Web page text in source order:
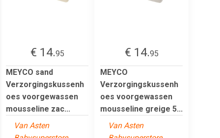
€ 14.95
MEYCO sand
Verzorgingskussenh
oes voorgewassen
mousseline zac...
Van Asten
€ 14.95
MEYCO
Verzorgingskussenh
oes voorgewassen
mousseline greige 5...
Van Asten